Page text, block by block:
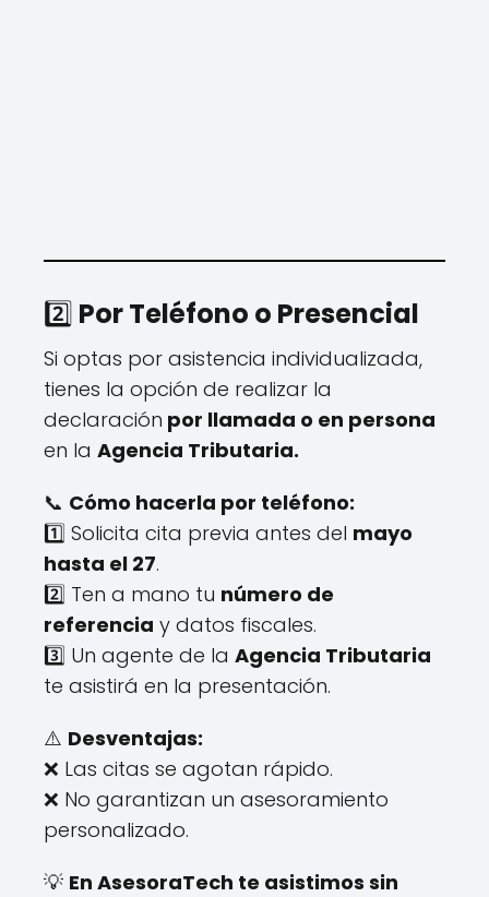
2️⃣ Por Teléfono o Presencial
Si optas por asistencia individualizada,
tienes la opción de realizar la
declaración por llamada o en persona
en la Agencia Tributaria.
📞 Cómo hacerla por teléfono:
1️⃣ Solicita cita previa antes del mayo
hasta el 27.
2️⃣ Ten a mano tu número de
referencia y datos fiscales.
3️⃣ Un agente de la Agencia Tributaria
te asistirá en la presentación.
⚠️ Desventajas:
❌ Las citas se agotan rápido.
❌ No garantizan un asesoramiento
personalizado.
💡 En AsesoraTech te asistimos sin